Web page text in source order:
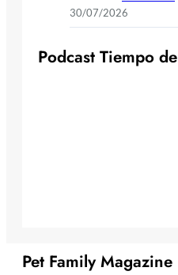
30/07/2026
Podcast Tiempo de
Pet Family Magazine